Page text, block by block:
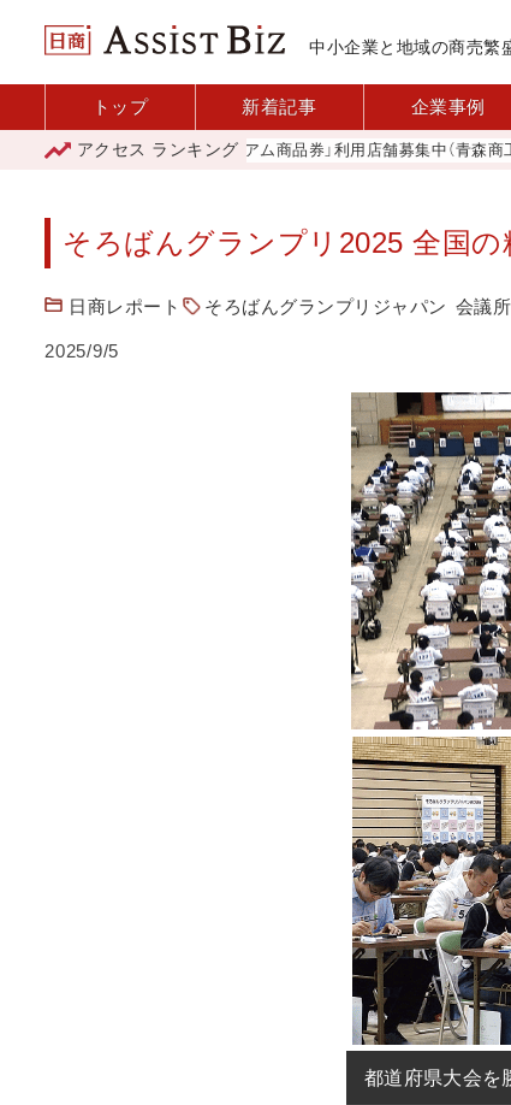
中小企業と地域の商売繁
トップ 新着記事 企業事例
アクセス ランキング
「青森市プレミアム商品券」利用店舗募集中（青森商工会議
そろばんグランプリ2025 全国の
日商レポート そろばんグランプリジャパン 会議
2025/9/5
都道府県大会を